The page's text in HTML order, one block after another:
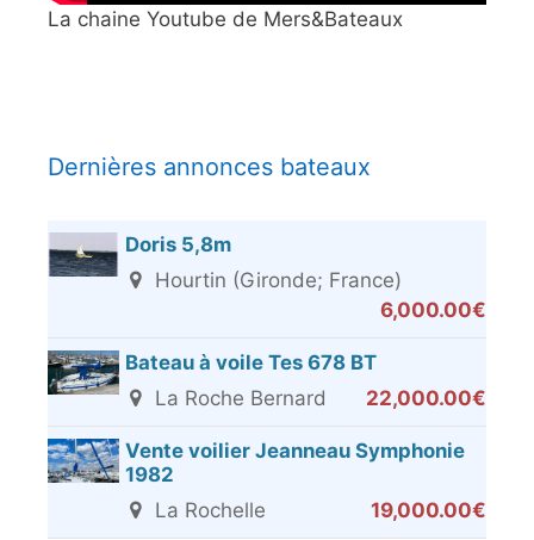
La chaine Youtube de Mers&Bateaux
Dernières annonces bateaux
Doris 5,8m
Hourtin (Gironde; France)
6,000.00€
Bateau à voile Tes 678 BT
La Roche Bernard
22,000.00€
Vente voilier Jeanneau Symphonie
1982
La Rochelle
19,000.00€